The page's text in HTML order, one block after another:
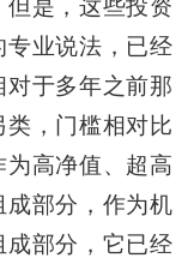
业说法，已经
于多年之前那
，门槛相对比
高净值、超高
部分，作为机
部分，它已经